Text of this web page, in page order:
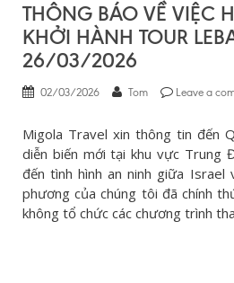
THÔNG BÁO VỀ VIỆC
KHỞI HÀNH TOUR
26/03/2026
02/03/2026 Tom Leave a
Migola Travel xin thông tin đến
diễn biến mới tại khu vực Trung
đến tình hình an ninh giữa Israel
phương của chúng tôi đã chính
không tổ chức các chương trình